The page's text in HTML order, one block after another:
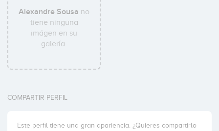
Alexandre Sousa no
tiene ninguna
imágen en su
galería.
COMPARTIR PERFIL
Este perfil tiene una gran apariencia. ¿Quieres compartirlo